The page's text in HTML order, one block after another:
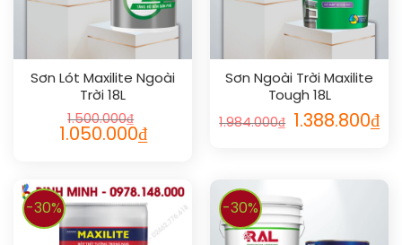
Sơn Lót Maxilite Ngoài
Trời 18L
1.500.000₫
1.050.000₫
Sơn Ngoài Trời Maxilite
Tough 18L
1.984.000₫ 1.388.800₫
-30% -30%